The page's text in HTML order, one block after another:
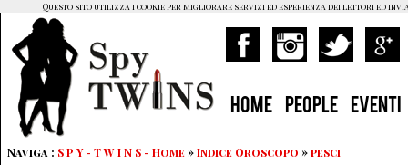
HOME PEOPLE EVENTI
Naviga : S P Y - T W I N S - Home »Indice Oroscopo »pesci
Questo sito utilizza i cookie per migliorare servizi ed esperienza dei lettori ed